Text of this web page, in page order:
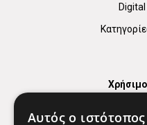
Αυτός ο ιστότοπος